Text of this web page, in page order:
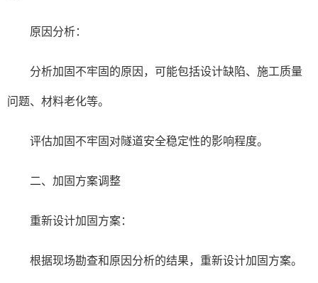
原因分析：
分析加固不牢固的原因，可能包括设计缺陷、施工质量
问题、材料老化等。
评估加固不牢固对隧道安全稳定性的影响程度。
二、加固方案调整
重新设计加固方案：
根据现场勘查和原因分析的结果，重新设计加固方案。